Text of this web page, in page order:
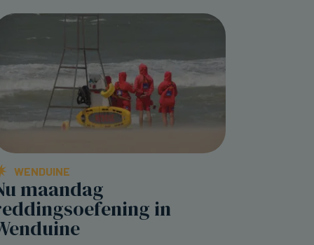
WENDUINE
maandag
in